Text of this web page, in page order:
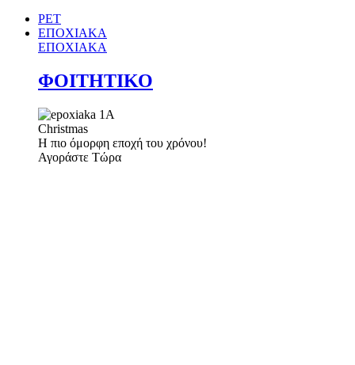
PET
ΕΠΟΧΙΑΚΑ
ΕΠΟΧΙΑΚΑ
ΦΟΙΤΗΤΙΚΟ
Christmas
Η πιο όμορφη εποχή του χρόνου!
Αγοράστε Τώρα